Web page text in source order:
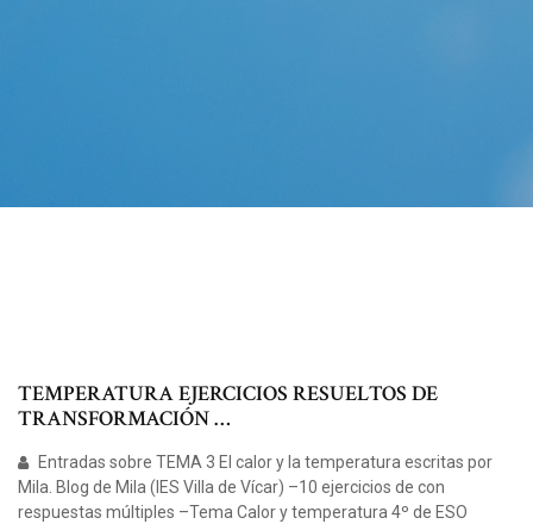
TEMPERATURA EJERCICIOS RESUELTOS DE
TRANSFORMACIÓN …
Entradas sobre TEMA 3 El calor y la temperatura escritas por
Mila. Blog de Mila (IES Villa de Vícar) –10 ejercicios de con
respuestas múltiples –Tema Calor y temperatura 4º de ESO